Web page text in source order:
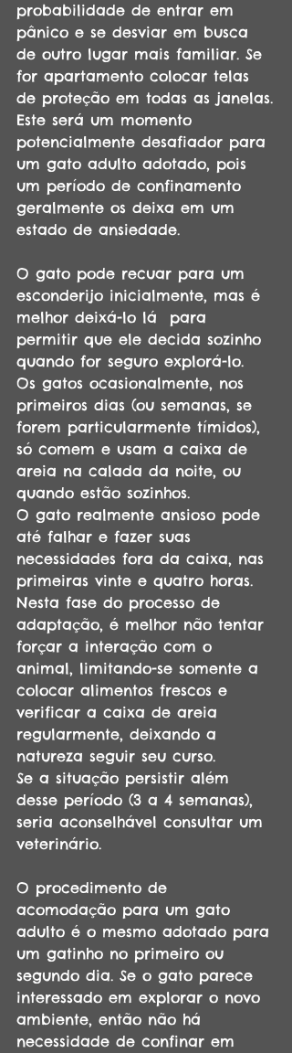
probabilidade de entrar em
pânico e se desviar em busca
de outro lugar mais familiar. Se
for apartamento colocar telas
de proteção em todas as janelas.
Este será um momento
potencialmente desafiador para
um gato adulto adotado, pois
um período de confinamento
geralmente os deixa em um
estado de ansiedade.
O gato pode recuar para um
esconderijo inicialmente, mas é
melhor deixá-lo lá  para
permitir que ele decida sozinho
quando for seguro explorá-lo.
Os gatos ocasionalmente, nos
primeiros dias (ou semanas, se
forem particularmente tímidos),
só comem e usam a caixa de
areia na calada da noite, ou
quando estão sozinhos.
O gato realmente ansioso pode
até falhar e fazer suas
necessidades fora da caixa, nas
primeiras vinte e quatro horas.
Nesta fase do processo de
adaptação, é melhor não tentar
forçar a interação com o
animal, limitando-se somente a
colocar alimentos frescos e
verificar a caixa de areia
regularmente, deixando a
natureza seguir seu curso.
Se a situação persistir além
desse período (3 a 4 semanas),
seria aconselhável consultar um
veterinário.
O procedimento de
acomodação para um gato
adulto é o mesmo adotado para
um gatinho no primeiro ou
segundo dia. Se o gato parece
interessado em explorar o novo
ambiente, então não há
necessidade de confinar em